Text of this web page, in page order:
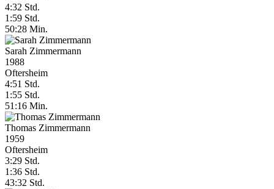
4:32 Std.
1:59 Std.
50:28 Min.
Sarah Zimmermann
1988
Oftersheim
4:51 Std.
1:55 Std.
51:16 Min.
Thomas Zimmermann
1959
Oftersheim
3:29 Std.
1:36 Std.
43:32 Std.